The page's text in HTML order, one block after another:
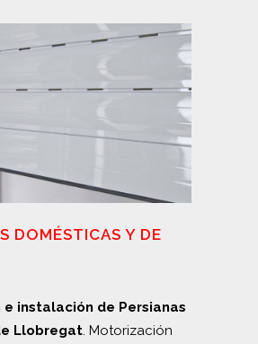
DOMÉSTICAS Y DE
e instalación de Persianas
Llobregat. Motorización